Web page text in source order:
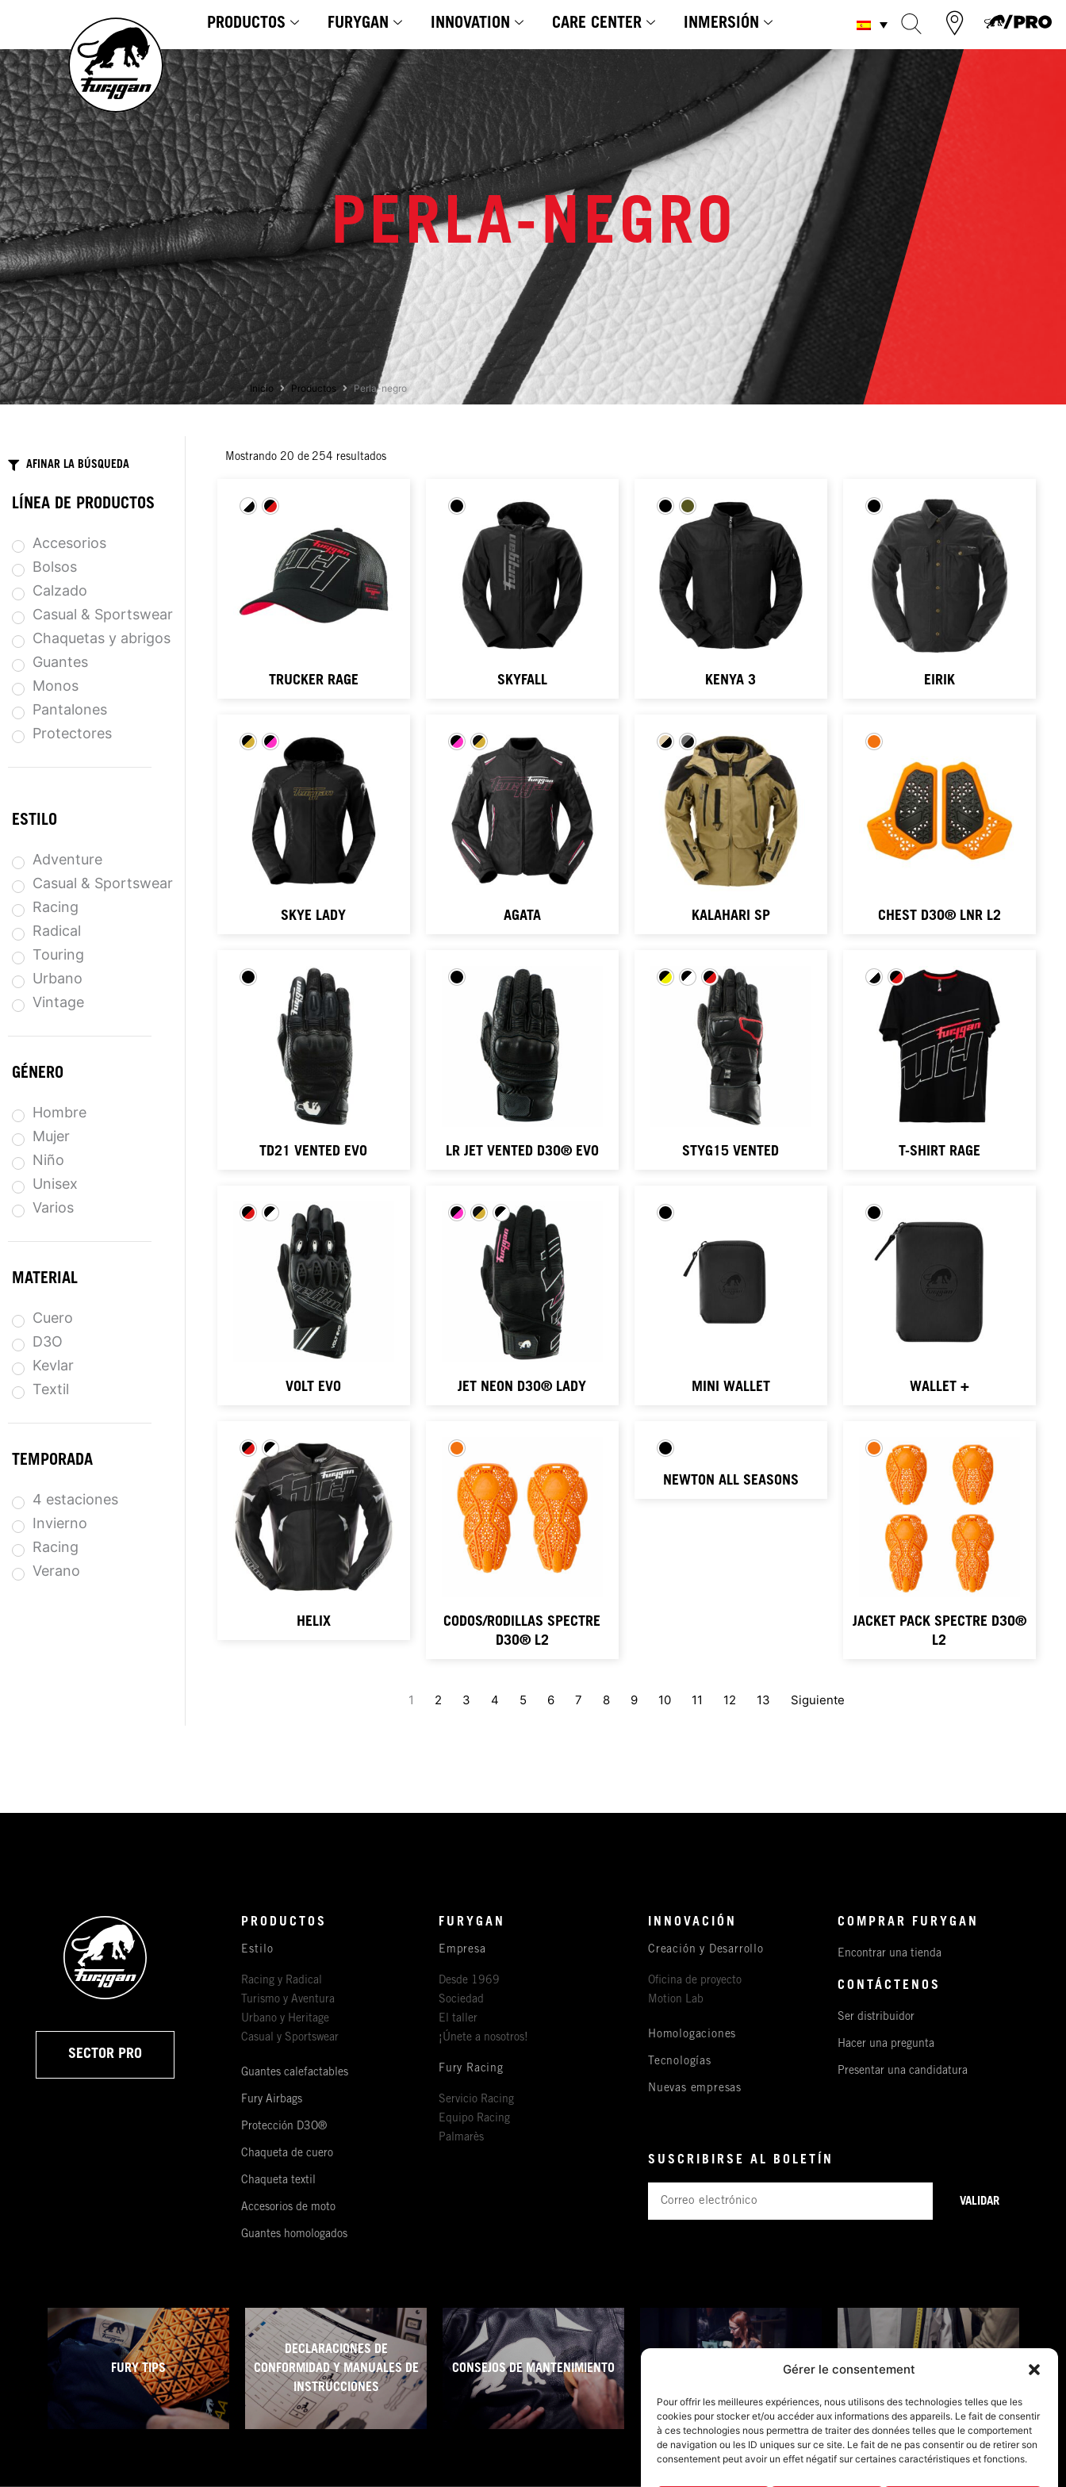
Gérer le consentement
Pour offrir les meilleures expériences, nous utilisons des technologies telles que les
cookies pour stocker et/ou accéder aux informations des appareils. Le fait de consentir
à ces technologies nous permettra de traiter des données telles que le comportement
de navigation ou les ID uniques sur ce site. Le fait de ne pas consentir ou de retirer son
consentement peut avoir un effet négatif sur certaines caractéristiques et fonctions.
contenido
PRODUCTOS FURYGAN INNOVATION CARE CENTER INMERSIÓN
PERLA-NEGRO
Inicio Productos Perla-negro
AFINAR LA BÚSQUEDA
LÍNEA DE PRODUCTOS
Accesorios
Bolsos
Calzado
Casual & Sportswear
Chaquetas y abrigos
Guantes
Monos
Pantalones
Protectores
ESTILO
Adventure
Casual & Sportswear
Racing
Radical
Touring
Urbano
Vintage
GÉNERO
Hombre
Mujer
Niño
Unisex
Varios
MATERIAL
Cuero
D3O
Kevlar
Textil
TEMPORADA
4 estaciones
Invierno
Racing
Verano
Mostrando 20 de 254 resultados
TRUCKER RAGE SKYFALL KENYA 3 EIRIK
SKYE LADY AGATA KALAHARI SP CHEST D3O® LNR L2
TD21 VENTED EVO LR JET VENTED D3O® EVO STYG15 VENTED T-SHIRT RAGE
VOLT EVO JET NEON D3O® LADY MINI WALLET WALLET +
HELIX
CODOS/RODILLAS SPECTRE
D3O® L2
NEWTON ALL SEASONS
JACKET PACK SPECTRE D3O®
L2
1 2 3 4 5 6 7 8 9 10 11 12 13 Siguiente
SECTOR PRO
PRODUCTOS
Estilo
Racing y Radical
Turismo y Aventura
Urbano y Heritage
Casual y Sportswear
Guantes calefactables
Fury Airbags
Protección D3O®
Chaqueta de cuero
Chaqueta textil
Accesorios de moto
Guantes homologados
FURYGAN
Empresa
Desde 1969
Sociedad
El taller
¡Únete a nosotros!
Fury Racing
Servicio Racing
Equipo Racing
Palmarès
INNOVACIÓN
Creación y Desarrollo
Oficina de proyecto
Motion Lab
Homologaciones
Tecnologías
Nuevas empresas
COMPRAR FURYGAN
Encontrar una tienda
CONTÁCTENOS
Ser distribuidor
Hacer una pregunta
Presentar una candidatura
SUSCRIBIRSE AL BOLETÍN
VALIDAR
FURY TIPS
DECLARACIONES DE
CONFORMIDAD Y MANUALES DE
INSTRUCCIONES
CONSEJOS DE MANTENIMIENTO CONDICIONES DE GARANTÍA GUÍAS DE TALLAS